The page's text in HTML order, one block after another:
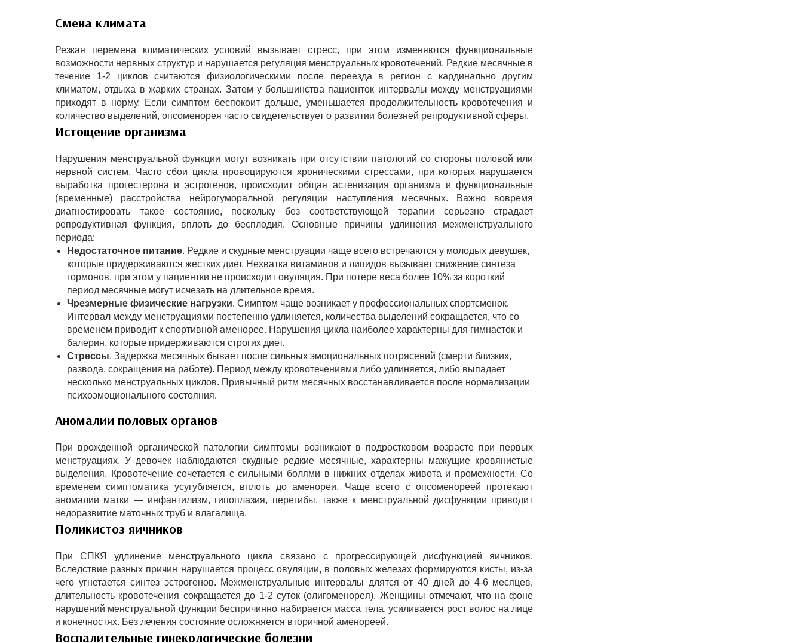
Смена климата
Резкая перемена климатических условий вызывает стресс, при этом изменяются функциональные
возможности нервных структур и нарушается регуляция менструальных кровотечений. Редкие месячные в
течение 1-2 циклов считаются физиологическими после переезда в регион с кардинально другим
климатом, отдыха в жарких странах. Затем у большинства пациенток интервалы между менструациями
приходят в норму. Если симптом беспокоит дольше, уменьшается продолжительность кровотечения и
количество выделений, опсоменорея часто свидетельствует о развитии болезней репродуктивной сферы.
Истощение организма
Нарушения менструальной функции могут возникать при отсутствии патологий со стороны половой или
нервной систем. Часто сбои цикла провоцируются хроническими стрессами, при которых нарушается
выработка прогестерона и эстрогенов, происходит общая астенизация организма и функциональные
(временные) расстройства нейрогуморальной регуляции наступления месячных. Важно вовремя
диагностировать такое состояние, поскольку без соответствующей терапии серьезно страдает
репродуктивная функция, вплоть до бесплодия. Основные причины удлинения межменструального
периода:
Недостаточное питание. Редкие и скудные менструации чаще всего встречаются у молодых девушек,
которые придерживаются жестких диет. Нехватка витаминов и липидов вызывает снижение синтеза
гормонов, при этом у пациентки не происходит овуляция. При потере веса более 10% за короткий
период месячные могут исчезать на длительное время.
Чрезмерные физические нагрузки. Симптом чаще возникает у профессиональных спортсменок.
Интервал между менструациями постепенно удлиняется, количества выделений сокращается, что со
временем приводит к спортивной аменорее. Нарушения цикла наиболее характерны для гимнасток и
балерин, которые придерживаются строгих диет.
Стрессы. Задержка месячных бывает после сильных эмоциональных потрясений (смерти близких,
развода, сокращения на работе). Период между кровотечениями либо удлиняется, либо выпадает
несколько менструальных циклов. Привычный ритм месячных восстанавливается после нормализации
психоэмоционального состояния.
Аномалии половых органов
При врожденной органической патологии симптомы возникают в подростковом возрасте при первых
менструациях. У девочек наблюдаются скудные редкие месячные, характерны мажущие кровянистые
выделения. Кровотечение сочетается с сильными болями в нижних отделах живота и промежности. Со
временем симптоматика усугубляется, вплоть до аменореи. Чаще всего с опсоменореей протекают
аномалии матки — инфантилизм, гипоплазия, перегибы, также к менструальной дисфункции приводит
недоразвитие маточных труб и влагалища.
Поликистоз яичников
При СПКЯ удлинение менструального цикла связано с прогрессирующей дисфункцией яичников.
Вследствие разных причин нарушается процесс овуляции, в половых железах формируются кисты, из-за
чего угнетается синтез эстрогенов. Межменструальные интервалы длятся от 40 дней до 4-6 месяцев,
длительность кровотечения сокращается до 1-2 суток (олигоменорея). Женщины отмечают, что на фоне
нарушений менструальной функции беспричинно набирается масса тела, усиливается рост волос на лице
и конечностях. Без лечения состояние осложняется вторичной аменореей.
Воспалительные гинекологические болезни